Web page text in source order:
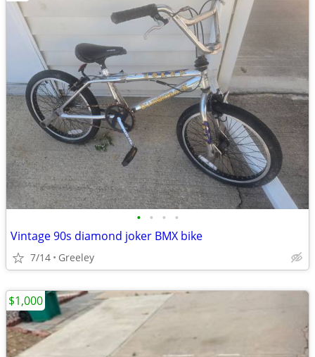
• • • •
Vintage 90s diamond joker BMX bike
7/14 Greeley
$1,000